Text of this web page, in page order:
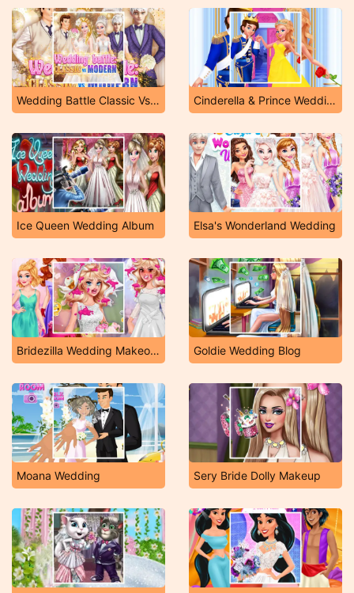
Wedding Battle Classic Vs Modern Cinderella & Prince Wedding
Ice Queen Wedding Album Elsa's Wonderland Wedding
Bridezilla Wedding Makeover Goldie Wedding Blog
Moana Wedding Sery Bride Dolly Makeup